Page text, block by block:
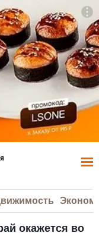
окажется во